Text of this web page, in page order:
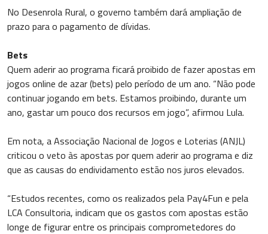
No Desenrola Rural, o governo também dará ampliação de
prazo para o pagamento de dívidas.
Bets
Quem aderir ao programa ficará proibido de fazer apostas em
jogos online de azar (bets) pelo período de um ano. “Não pode
continuar jogando em bets. Estamos proibindo, durante um
ano, gastar um pouco dos recursos em jogo”, afirmou Lula.
Em nota, a Associação Nacional de Jogos e Loterias (ANJL)
criticou o veto às apostas por quem aderir ao programa e diz
que as causas do endividamento estão nos juros elevados.
“Estudos recentes, como os realizados pela Pay4Fun e pela
LCA Consultoria, indicam que os gastos com apostas estão
longe de figurar entre os principais comprometedores do